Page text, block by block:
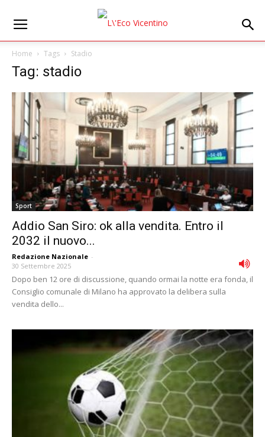
Home Tags Stadio
Tag: stadio
Sport
Addio San Siro: ok alla vendita. Entro il
2032 il nuovo...
Redazione Nazionale -
30 Settembre 2025
Dopo ben 12 ore di discussione, quando ormai la notte era fonda, il
Consiglio comunale di Milano ha approvato la delibera sulla
vendita dello...